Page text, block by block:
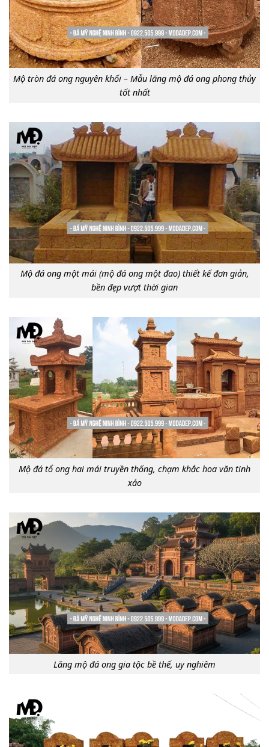
Mộ tròn đá ong nguyên khối – Mẫu lăng mộ đá ong phong thủy
tốt nhất
Mộ đá ong một mái (mộ đá ong một đao) thiết kế đơn giản,
bền đẹp vượt thời gian
Mộ đá tổ ong hai mái truyền thống, chạm khắc hoa văn tinh
xảo
Lăng mộ đá ong gia tộc bề thế, uy nghiêm